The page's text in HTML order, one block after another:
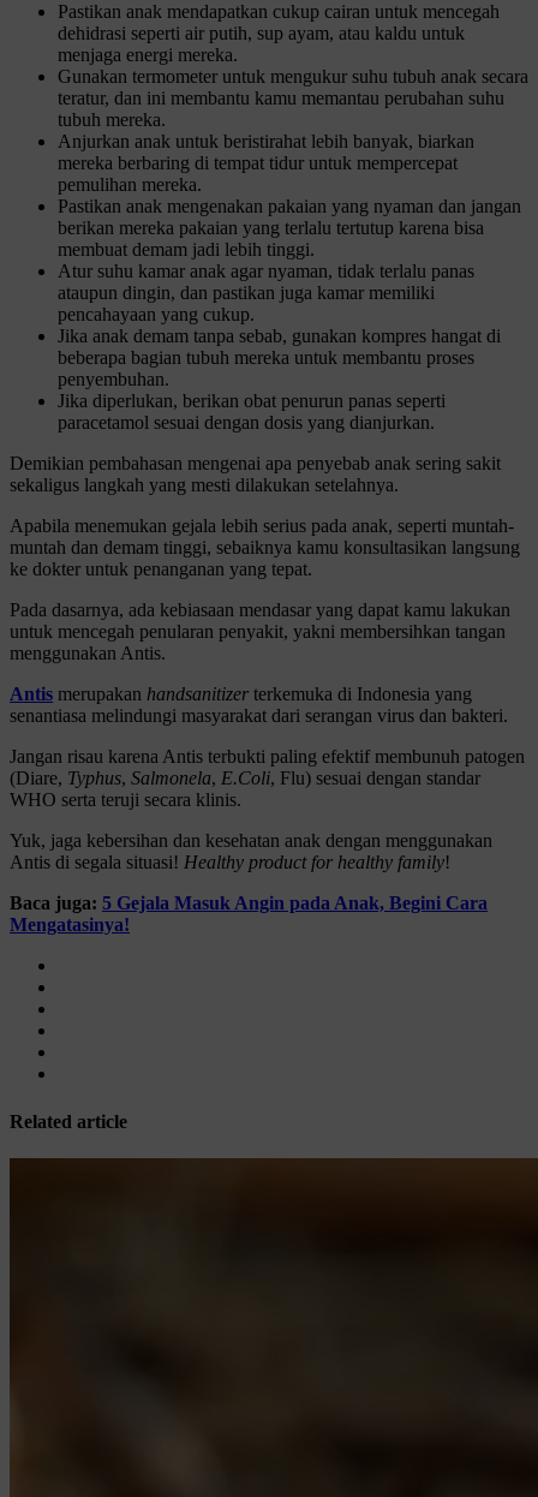
Pastikan anak mendapatkan cukup cairan untuk mencegah
dehidrasi seperti air putih, sup ayam, atau kaldu untuk
menjaga energi mereka.
Gunakan termometer untuk mengukur suhu tubuh anak secara
teratur, dan ini membantu kamu memantau perubahan suhu
tubuh mereka.
Anjurkan anak untuk beristirahat lebih banyak, biarkan
mereka berbaring di tempat tidur untuk mempercepat
pemulihan mereka.
Pastikan anak mengenakan pakaian yang nyaman dan jangan
berikan mereka pakaian yang terlalu tertutup karena bisa
membuat demam jadi lebih tinggi.
Atur suhu kamar anak agar nyaman, tidak terlalu panas
ataupun dingin, dan pastikan juga kamar memiliki
pencahayaan yang cukup.
Jika anak demam tanpa sebab, gunakan kompres hangat di
beberapa bagian tubuh mereka untuk membantu proses
penyembuhan.
Jika diperlukan, berikan obat penurun panas seperti
paracetamol sesuai dengan dosis yang dianjurkan.
Demikian pembahasan mengenai apa penyebab anak sering sakit
sekaligus langkah yang mesti dilakukan setelahnya.
Apabila menemukan gejala lebih serius pada anak, seperti muntah-
muntah dan demam tinggi, sebaiknya kamu konsultasikan langsung
ke dokter untuk penanganan yang tepat.
Pada dasarnya, ada kebiasaan mendasar yang dapat kamu lakukan
untuk mencegah penularan penyakit, yakni membersihkan tangan
menggunakan Antis.
Antis merupakan handsanitizer terkemuka di Indonesia yang
senantiasa melindungi masyarakat dari serangan virus dan bakteri.
Jangan risau karena Antis terbukti paling efektif membunuh patogen
(Diare, Typhus, Salmonela, E.Coli, Flu) sesuai dengan standar
WHO serta teruji secara klinis.
Yuk, jaga kebersihan dan kesehatan anak dengan menggunakan
Antis di segala situasi! Healthy product for healthy family!
Baca juga: 5 Gejala Masuk Angin pada Anak, Begini Cara
Mengatasinya!
Related article